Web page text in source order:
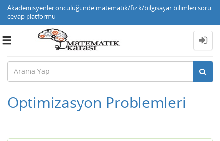
Akademisyenler öncülüğünde matematik/fizik/bilgisayar bilimleri soru
cevap platformu
Toggle
Optimizasyon Problemleri